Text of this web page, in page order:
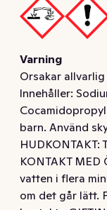
vattnet i
inspirerad av
och
badrum.
Domestos
hygienisk att
Ocean direkt i
toalett och få
varje spolning.
Domestos
Varning
Orsakar
lnnehåller:
barn. Använd
HUDKONTAKT:
KONTAKT
vatten i flera
om det går lätt.